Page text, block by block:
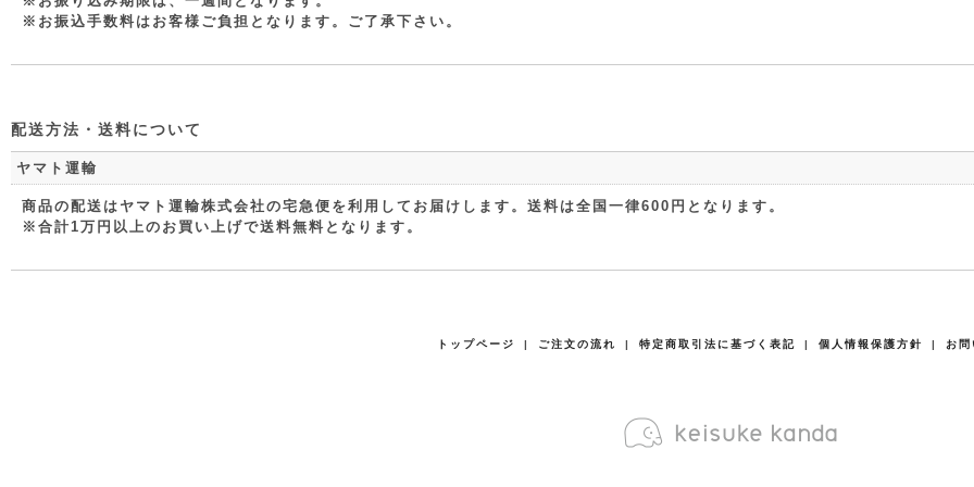
※お振込手数料はお客様ご負担となります。ご了承下さい。
配送方法・送料について
ヤマト運輸
商品の配送はヤマト運輸株式会社の宅急便を利用してお届けします。送料は全国一律600円となります。
※合計1万円以上のお買い上げで送料無料となります。
トップページ | ご注文の流れ | 特定商取引法に基づく表記 | 個人情報保護方針 | お